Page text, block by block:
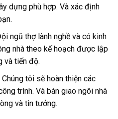
dựng phù hợp. Và xác định
ngũ thợ lành nghề và có kinh
nhà theo kế hoạch được lập
và tiến độ.
Chúng tôi sẽ hoàn thiện các
trình. Và bàn giao ngôi nhà
và tin tưởng.